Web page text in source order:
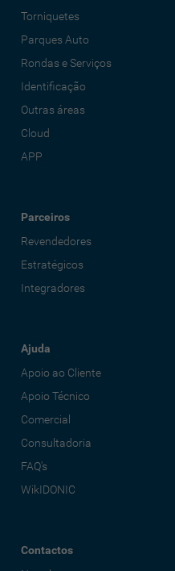
Torniquetes
Parques Auto
Rondas e Serviços
Identificação
Outras áreas
Cloud
APP
Parceiros
Revendedores
Estratégicos
Integradores
Ajuda
Apoio ao Cliente
Apoio Técnico
Comercial
Consultadoria
FAQ's
WikIDONIC
Contactos